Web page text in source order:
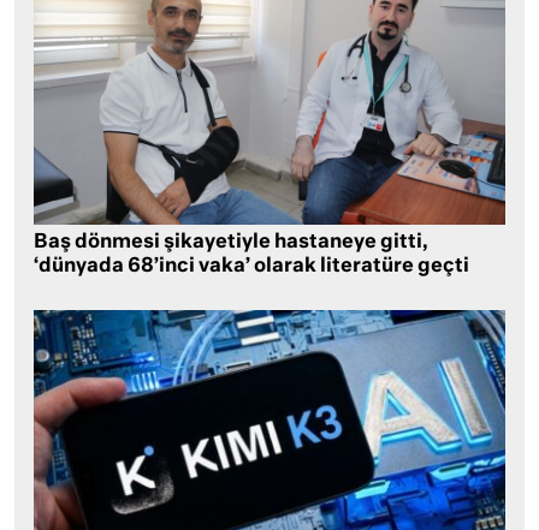
Baş dönmesi şikayetiyle hastaneye gitti,
‘dünyada 68’inci vaka’ olarak literatüre geçti